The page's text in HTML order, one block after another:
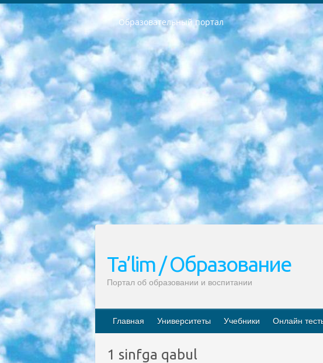
Образовательный портал
РЕСПУБЛИКА УЗБЕКИСТАН МИНИСТРЕРСТВО ДОШКОЛЬНОГО И ШКОЛЬНОГО ОБРАЗОВАНИЯ КОМАНДА в общеобразовательных учреждениях в 2023-2024 учебном году организация и проведение итоговой государственной аттестации обучающихся о Министра дошкольного и школьного образования Республики Узбекистан от 4 марта 2008 года (постановлением Минюста от 20 марта 2008 года № 1778 государственной регистрации) «Итоговое состояние учащихся общего среднего образования на основании положения об утверждении положения об аттестации общего среднего образования выпускной экзамен студентов в образовательных учреждениях в 2023-2024 учебном году В целях организации и прохождения аттестации приказываю: 1. Следующее: перечень предметов, по которым будет проводиться итоговая государственная аттестация и экзамен формы перевода согласно приложению 1; сертификаты международного образца, оценивающие уровень владения иностранными языками перечень согласно приложению 2; 2. Педагогический при специализированных образовательных учреждениях. научно-практический центр квалификации и международной оценки (Д.Давидова) 2024 г. До 25 марта: задания по предметам, по которым будет проводиться итоговая аттестация разработка и утверждение технических условий; итоговая аттестация на основании разработанного предметного задания разработка вопросов по предметам (устно и письменно), экзамен передача; общеобразовательные средние школы и специальные учебные заведения учащиеся выпускных классов школ и интернатов в агентской системе подготовка базы данных экзаменационных материалов и критериев оценки; перевод базы экзаменационных материалов на все языки обучения подать в Республиканский образовательный центр для изготовления; варианты экзаменов на основе разработанных контрольных материалов пусть будут поставлены задачи формирования. 3. Республиканский образовательный центр (Ш.Худайкулов) до 5 апреля 2024 года. до: база данных предоставленных экзаменационных материалов на все языки обучения перевод и экспертиза; для слепых, слабовидящих, глухих, слабослышащих и умственно отсталых детей учащиеся выпускных классов специализированных школ и школ-интернатов база данных экзаменационных материалов на всех преподаваемых языках подготовка критериев оценки; специализированные школы для умственно отсталых детей и технологии для учащихся выпускных классов школ-интернатов разработка соответствующих рекомендаций и критериев проведения ЕГЭ по естествознанию давать задания. 4. Педагогический при специализированных образовательных учреждениях. Научно-практический центр навыков и международной оценки (Д.Давидова), Республика образовательный центр (Худайкулов Ш.) итоговый государственный аттестационный экзамен ориентирован на творческое и логическое мышление при подготовке базы материалов учитывать введение заданий. 5. Следует отметить, что: сертификат государственного образца о знании общеобразовательного предмета и как минимум национальный уровень B1 по предметам на иностранных языках, указанным в Приложении 2. или международно признанный сертификат эквивалентного уровня студенты, изучающие определенный предмет, освобождаются от экзамена; по соответствующим предметам запланирована итоговая государственная аттестация за день до дня, путем жеребьевки Рабочей группой (в письменной форме по предметам, проводимым в форме) из числа сформированных вариантов выбрано 2 варианта; 2 выбранных варианта экзамена анонсированы на официальном сайте министерства и все выпускники по всей стране на основе этих вариантов проводит итоговую государственную аттестацию. 6. Государственное
Ta’lim / Образование
Портал об образовании и воспитании
Главная Университеты Учебники Онлайн
1 sinfga qabul